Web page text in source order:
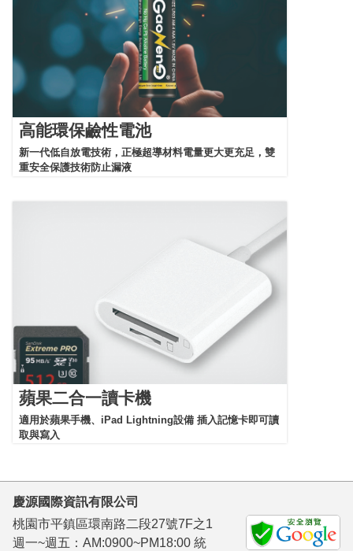
高能環保鹼性電池
新一代低自放電技術，正極超導材料電量更大更充足，雙
重安全保護技術防止漏液
蘋果二合一讀卡機
適用於蘋果手機、iPad Lightning設備 插入記憶卡即可讀
取與寫入
慶源國際資訊有限公司
桃園市平鎮區環南路二段27號7F之1
週一~週五：AM:0900~PM18:00 統